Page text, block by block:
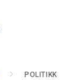
POLITIKK